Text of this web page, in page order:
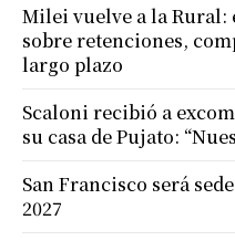
Milei vuelve a la Rural:
sobre retenciones,
largo plazo
Scaloni recibió a
su casa de Pujato:
San Francisco será
2027